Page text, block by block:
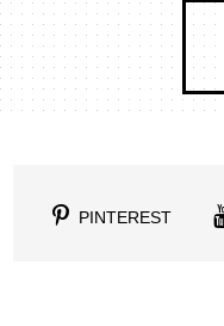
PINTEREST